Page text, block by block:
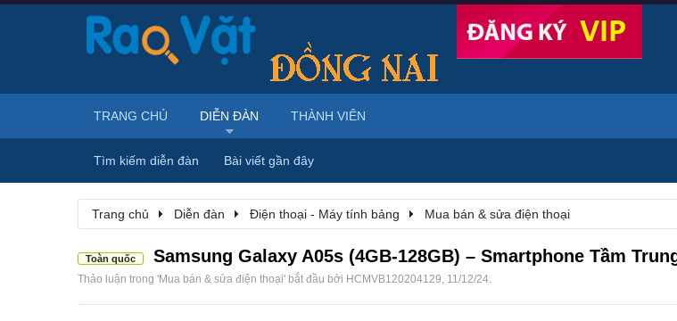
Trang chủ Diễn đàn Điện thoại - Máy tính bảng Mua bán & sửa điện thoại
Toàn quốc Samsung Galaxy A05s (4GB-128GB) – Smartphone Tầm
Thảo luận trong 'Mua bán & sửa điện thoại' bắt đầu bởi HCMVB120204129, 11/12/24.
TRANG CHỦ DIỄN ĐÀN
Tìm kiếm diễn đàn Bài viết gần đây
THÀNH VIÊN